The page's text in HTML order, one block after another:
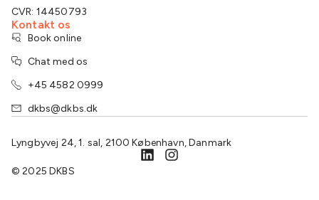
CVR: 14450793
Kontakt os
Book online
Chat med os
+45 4582 0999
dkbs@dkbs.dk
Lyngbyvej 24, 1. sal, 2100 København, Danmark
© 2025 DKBS